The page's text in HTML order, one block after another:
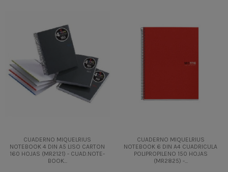
CUADERNO MIQUELRIUS
NOTEBOOK 4 DIN A5 LISO CARTON
160 HOJAS (MR2121) - CUAD.NOTE-
BOOK...
CUADERNO MIQUELRIUS
NOTEBOOK 6 DIN A4 CUADRICULA
POLIPROPILENO 150 HOJAS
(MR2825) -...